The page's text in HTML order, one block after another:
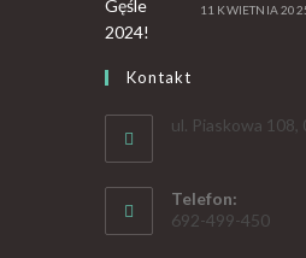
11 KWIETNIA
Kontakt
ul. Piaskowa 108,
Telefon:
692-499-450